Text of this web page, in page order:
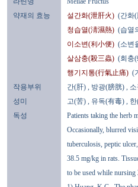
약재의 효능
설간화(泄肝火) (간화
청습열(淸濕熱) (습열
이소변(利小便) (소변
살삼충(殺三蟲) (회충
행기지통(行氣止痛) (
작용부위
간(肝) , 방광(膀胱) ,
성미
고(苦) , 유독(有毒) ,
독성
Patients taking the herb
Occasionally, blurred
tuberculosis, peptic
38.5 mg/kg in rats.
to be used while nursing